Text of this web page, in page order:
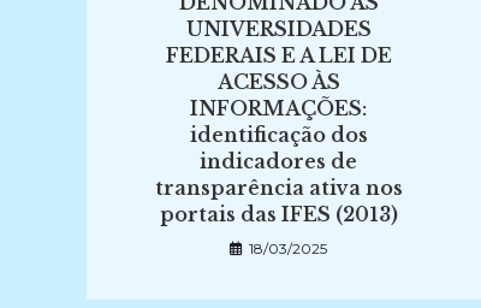
UNIVERSIDADES
FEDERAIS E A LEI DE
ACESSO ÀS
INFORMAÇÕES:
identificação dos
indicadores de
transparência ativa nos
portais das IFES (2013)
18/03/2025